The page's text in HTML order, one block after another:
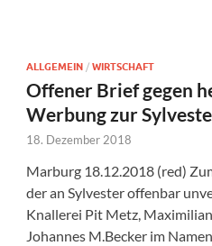
ALLGEMEIN / WIRTSCHAFT
Offener Brief gegen
Werbung zur
18. Dezember 2018
Marburg 18.12.2018 (red)
der an Sylvester offenbar
Knallerei Pit Metz,
Johannes M.Becker im